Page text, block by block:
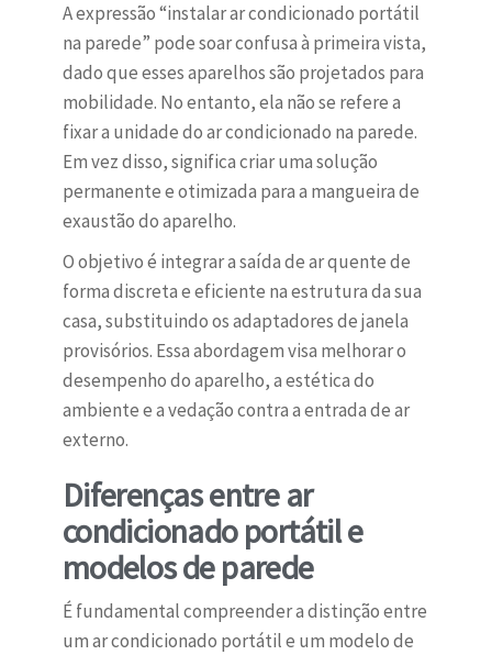
A expressão “instalar ar condicionado portátil
na parede” pode soar confusa à primeira vista,
dado que esses aparelhos são projetados para
mobilidade. No entanto, ela não se refere a
fixar a unidade do ar condicionado na parede.
Em vez disso, significa criar uma solução
permanente e otimizada para a mangueira de
exaustão do aparelho.
O objetivo é integrar a saída de ar quente de
forma discreta e eficiente na estrutura da sua
casa, substituindo os adaptadores de janela
provisórios. Essa abordagem visa melhorar o
desempenho do aparelho, a estética do
ambiente e a vedação contra a entrada de ar
externo.
Diferenças entre ar
condicionado portátil e
modelos de parede
É fundamental compreender a distinção entre
um ar condicionado portátil e um modelo de